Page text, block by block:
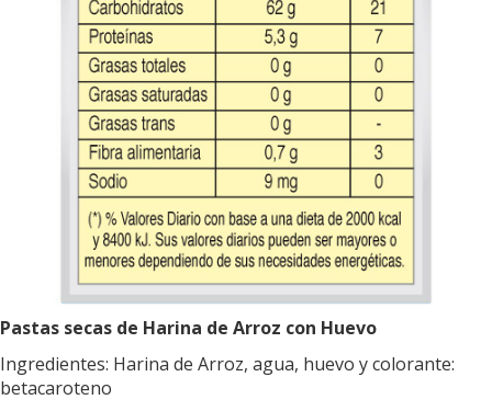
Pastas secas de Harina de Arroz con Huevo
Ingredientes: Harina de Arroz, agua, huevo y colorante:
betacaroteno